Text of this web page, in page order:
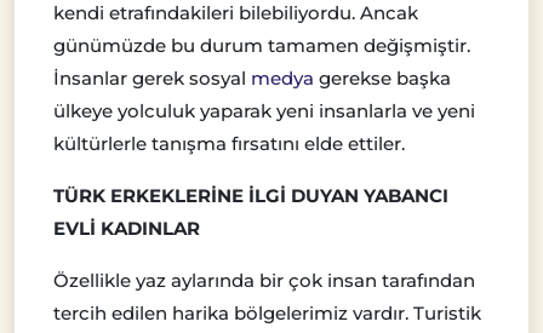
kendi etrafındakileri bilebiliyordu. Ancak
günümüzde bu durum tamamen değişmiştir.
İnsanlar gerek sosyal medya gerekse başka
ülkeye yolculuk yaparak yeni insanlarla ve yeni
kültürlerle tanışma fırsatını elde ettiler.
TÜRK ERKEKLERİNE İLGİ DUYAN YABANCI
EVLİ KADINLAR
Özellikle yaz aylarında bir çok insan tarafından
tercih edilen harika bölgelerimiz vardır. Turistik